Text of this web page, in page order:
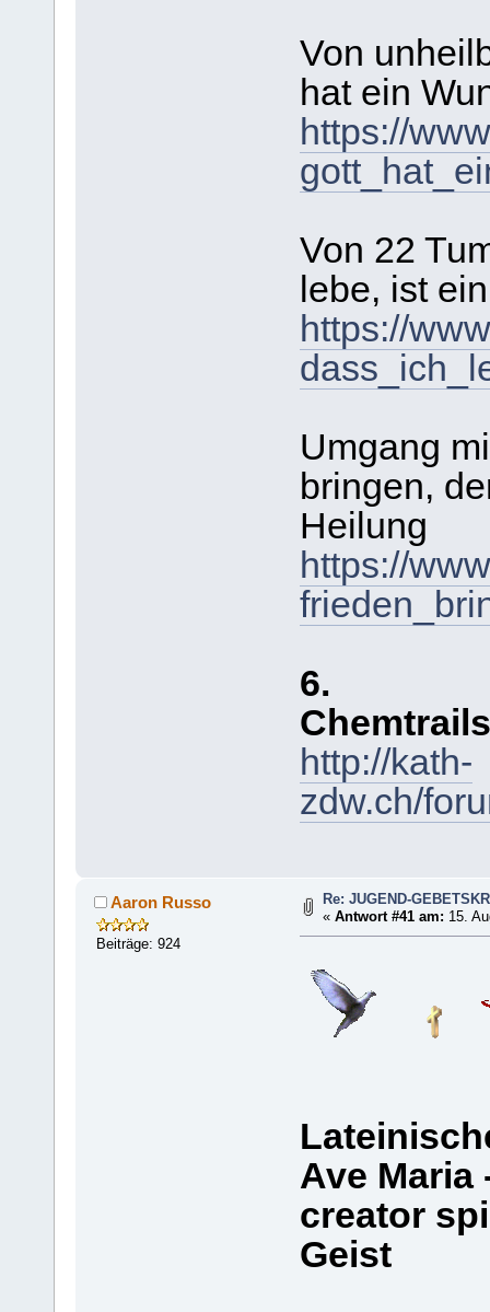
Von
hat ein
https://
Von 22
lebe, ist
https://
Umgang
bringen,
Heilung
https://
6.
http://kath-
zdw.ch/
Aaron Russo
Beiträge: 924
Re: JUGEND-
«Antwort #41 am: 15.
Ave Maria
creator
Geist